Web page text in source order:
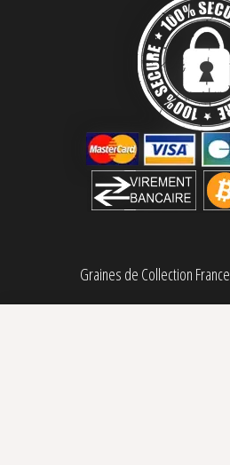
Graines de Collection France